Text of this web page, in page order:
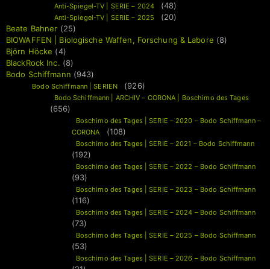
Anti-Spiegel-TV | SERIE – 2024 (48)
Anti-Spiegel-TV | SERIE – 2025
(20)
Beate Bahner (25)
BIOWAFFEN | Biologische Waffen, Forschung & Labore (8)
Björn Höcke (4)
BlackRock Inc. (8)
Bodo Schiffmann (943)
Bodo Schiffmann | SERIEN (926)
Bodo Schiffmann | ARCHIV – CORONA | Boschimo des Tages
(656)
Boschimo des Tages | SERIE – 2020 – Bodo Schiffmann –
CORONA
(108)
Boschimo des Tages | SERIE – 2021 – Bodo Schiffmann
(192)
Boschimo des Tages | SERIE – 2022 – Bodo Schiffmann
(93)
Boschimo des Tages | SERIE – 2023 – Bodo Schiffmann
(116)
Boschimo des Tages | SERIE – 2024 – Bodo Schiffmann
(73)
Boschimo des Tages | SERIE – 2025 – Bodo Schiffmann
(53)
Boschimo des Tages | SERIE – 2026 – Bodo Schiffmann